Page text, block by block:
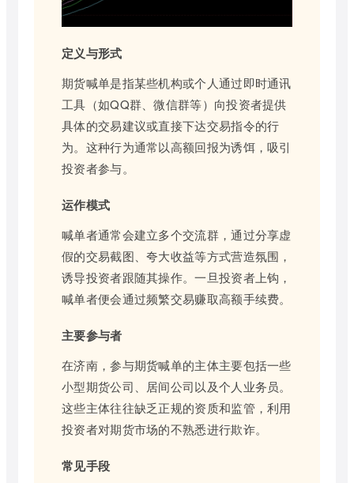
定义与形式
期货喊单是指某些机构或个人通过即时通讯
工具（如QQ群、微信群等）向投资者提供
具体的交易建议或直接下达交易指令的行
为。这种行为通常以高额回报为诱饵，吸引
投资者参与。
运作模式
喊单者通常会建立多个交流群，通过分享虚
假的交易截图、夸大收益等方式营造氛围，
诱导投资者跟随其操作。一旦投资者上钩，
喊单者便会通过频繁交易赚取高额手续费。
主要参与者
在济南，参与期货喊单的主体主要包括一些
小型期货公司、居间公司以及个人业务员。
这些主体往往缺乏正规的资质和监管，利用
投资者对期货市场的不熟悉进行欺诈。
常见手段